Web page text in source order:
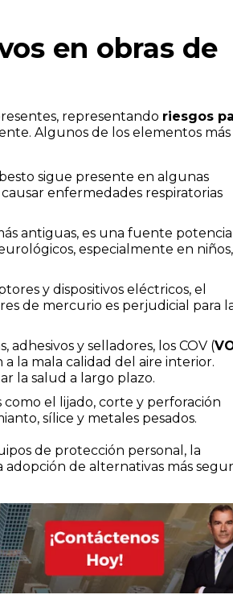
en obras de
representando riesgos
Algunos de los elementos más
sigue presente en algunas
enfermedades respiratorias
antiguas, es una fuente potencial
especialmente en
y dispositivos eléctricos, el
de mercurio es perjudicial para
adhesivos y selladores, los COV (
la mala calidad del aire interior.
la salud a largo plazo.
el lijado, corte y perforación
sílice y metales pesados.
de protección personal, la
de alternativas más